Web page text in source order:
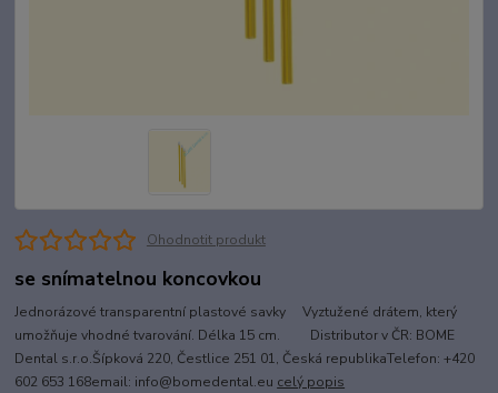
Ohodnotit produkt
se snímatelnou koncovkou
Jednorázové transparentní plastové savky Vyztužené drátem, který
umožňuje vhodné tvarování. Délka 15 cm. Distributor v ČR: BOME
Dental s.r.o.Šípková 220, Čestlice 251 01, Česká republikaTelefon: +420
602 653 168email: info@bomedental.eu celý popis